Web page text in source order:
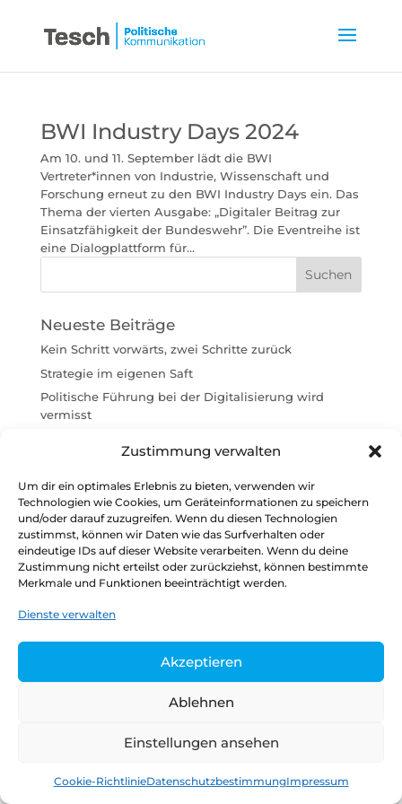
Zustimmung verwalten
Um dir ein optimales Erlebnis zu bieten, verwenden wir
Technologien wie Cookies, um Geräteinformationen zu speichern
und/oder darauf zuzugreifen. Wenn du diesen Technologien
zustimmst, können wir Daten wie das Surfverhalten oder
eindeutige IDs auf dieser Website verarbeiten. Wenn du deine
Zustimmung nicht erteilst oder zurückziehst, können bestimmte
Merkmale und Funktionen beeinträchtigt werden.
Dienste verwalten
Akzeptieren
Ablehnen
Einstellungen ansehen
Cookie-RichtlinieDatenschutzbestimmungImpressum
BWI Industry Days 2024
Am 10. und 11. September lädt die BWI
Vertreter*innen von Industrie, Wissenschaft und
Forschung erneut zu den BWI Industry Days ein. Das
Thema der vierten Ausgabe: „Digitaler Beitrag zur
Einsatzfähigkeit der Bundeswehr”. Die Eventreihe ist
eine Dialogplattform für...
Neueste Beiträge
Kein Schritt vorwärts, zwei Schritte zurück
Strategie im eigenen Saft
Politische Führung bei der Digitalisierung wird
vermisst
Stimmungsbild: Skepsis hinsichtlich wirksamer
Digitalisierungsstrategie der Ampel-Koalitionäre
Datenschutz Kontakt Impressum
Copyright © 2026